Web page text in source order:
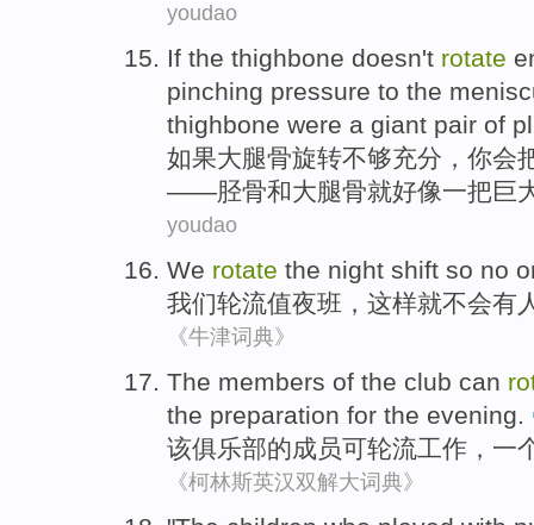
youdao
If the thighbone doesn't rotate
pinching pressure to the
thighbone were a giant pair of
如果大腿骨旋转不够充分 ， 你会
——胫骨和大腿骨就好像一把巨
youdao
We rotate the night shift so no
我们轮流值夜班 ， 这样就不会有
《牛津词典》
The members of the club can
the preparation for the evening.
该俱乐部的成员可轮流工作 ， 一
《柯林斯英汉双解大词典》